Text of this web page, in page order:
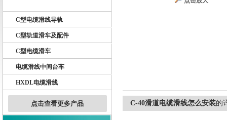
扬州市天翔电气有限公司
天车电缆滑线
C型电缆滑线导轨
C型轨道滑车及配件
C型电缆滑车
电缆滑线中间台车
HXDL电缆滑线
点击查看更多产品 C-40滑道电缆滑线怎么安装的